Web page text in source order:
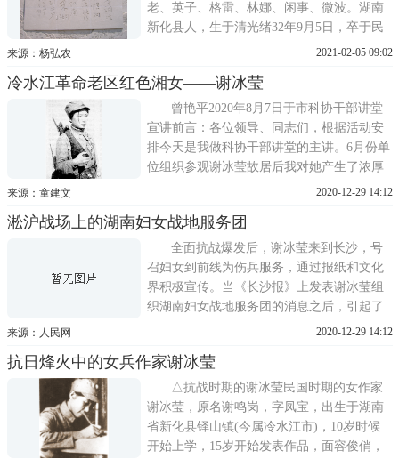
老、英子、格雷、林娜、闲事、微波。湖南
新化县人，生于清光绪32年9月5日，卒于民
国89年1月5日，享年94岁。一、 家庭背景冰
便，风气闭塞的农村。起伏着的山峦，环绕
着整个农村，由湘江流域发源出来的一条小
河，那里住着三百
来源：杨弘农 2021-02-05 09:02
冷水江革命老区红色湘女——谢冰莹
曾艳平2020年8月7日于市科协干部讲堂
宣讲前言：各位领导、同志们，根据活动安
排今天是我做科协干部讲堂的主讲。6月份单
位组织参观谢冰莹故居后我对她产生了浓厚
的兴趣，上周无意中在一本杂志上又看到了
给大家讲有关谢冰莹的故事。我通过找到童
建才、李夫泽老师进行指导、参阅了童老师
带来的10种资料、并在
来源：童建文 2020-12-29 14:12
淞沪战场上的湖南妇女战地服务团
全面抗战爆发后，谢冰莹来到长沙，号
召妇女到前线为伤兵服务，通过报纸和文化
界积极宣传。当《长沙报》上发表谢冰莹组
织湖南妇女战地服务团的消息之后，引起了
强烈的社会反响，很快就得到了不少知名的
内便成立了湖南妇女战地服务团。谢冰莹又
筹措了一些资金，置办了军服军被等必需
品。因为财力有限，服务
来源：人民网 2020-12-29 14:12
抗日烽火中的女兵作家谢冰莹
△抗战时期的谢冰莹民国时期的女作家
谢冰莹，原名谢鸣岗，字凤宝，出生于湖南
省新化县铎山镇(今属冷水江市)，10岁时候
开始上学，15岁开始发表作品，面容俊俏，